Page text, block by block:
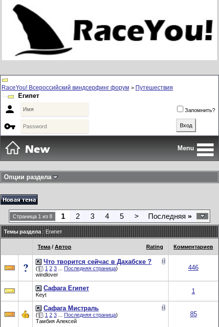
RaceYou! Всероссийский виндсерфинг форум > Путешествия
Египет
 Запомнить?

Menu
Опции раздела
Страница 1 из 8 1 2 3 4 5 > Последняя »
Темы раздела : Египет
Rating
Тема / Автор Комментариев
Что творится сейчас в Дахабске ?
( 1 2 3 Последняя страница)
windlover
446
Сафага Египет
Keyt 1
Сафага Мистраль
( 1 2 3 Последняя страница)
Тамбия Алексей
85